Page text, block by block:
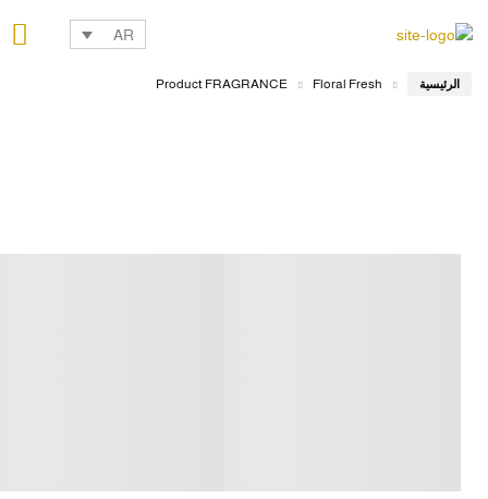
AR
الرئيسية Product FRAGRANCE Floral Fresh